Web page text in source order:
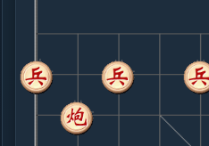
8. 兵五进一
红+0
.....砲９平７
红+2
9. 车三平四
黑+7
.....卒７进１
10. 马三进五
黑+13